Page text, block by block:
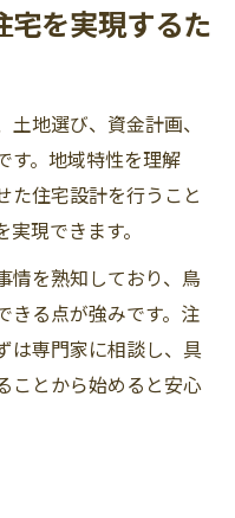
宅を実現するた
地選び、資金計画、
す。地域特性を理解
た住宅設計を行うこと
現できます。
情を熟知しており、鳥
きる点が強みです。注
は専門家に相談し、具
ことから始めると安心